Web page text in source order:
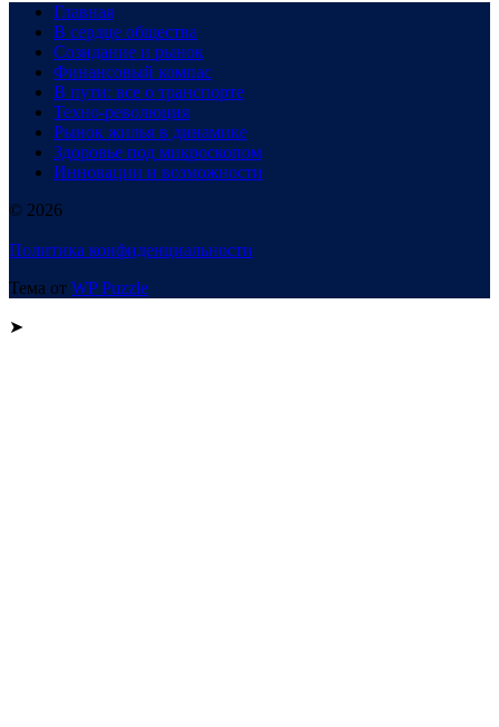
Главная
В сердце общества
Созидание и рынок
Финансовый компас
В пути: все о транспорте
Техно-революция
Рынок жилья в динамике
Здоровье под микроскопом
Инновации и возможности
© 2026
Политика конфиденциальности
Тема от WP Puzzle
➤